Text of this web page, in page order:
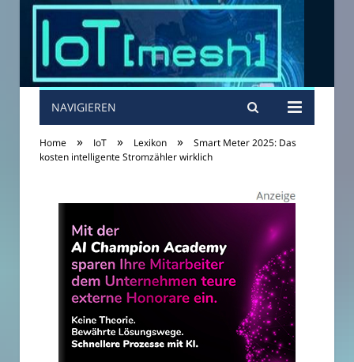
NAVIGIEREN
Home » IoT » Lexikon »
Smart Meter 2025: Das
kosten intelligente Stromzähler wirklich